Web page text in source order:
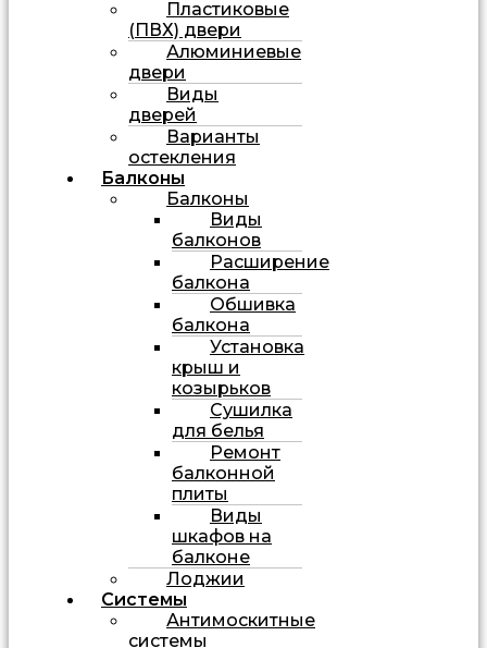
Пластиковые
(ПВХ) двери
Алюминиевые
двери
Виды
дверей
Варианты
остекления
Балконы
Балконы
Виды
балконов
Расширение
балкона
Обшивка
балкона
Установка
крыш и
козырьков
Сушилка
для белья
Ремонт
балконной
плиты
Виды
шкафов на
балконе
Лоджии
Системы
Антимоскитные
системы